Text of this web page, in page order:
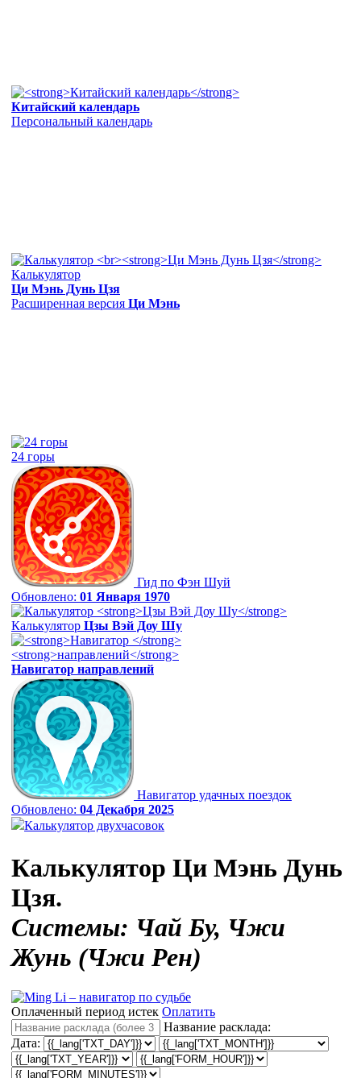
Китайский календарь
Персональный календарь
Калькулятор
Ци Мэнь Дунь Цзя
Расширенная версия Ци Мэнь
24 горы
Гид по Фэн Шуй
Обновлено: 01 Января 1970
Калькулятор Цзы Вэй Доу Шу
Навигатор направлений
Навигатор удачных поездок
Обновлено: 04 Декабря 2025
Калькулятор двухчасовок
Калькулятор Ци Мэнь Дунь
Цзя.
Системы: Чай Бу, Чжи
Жунь (Чжи Рен)
Оплаченный период истек Оплатить
Название расклада:
Дата: